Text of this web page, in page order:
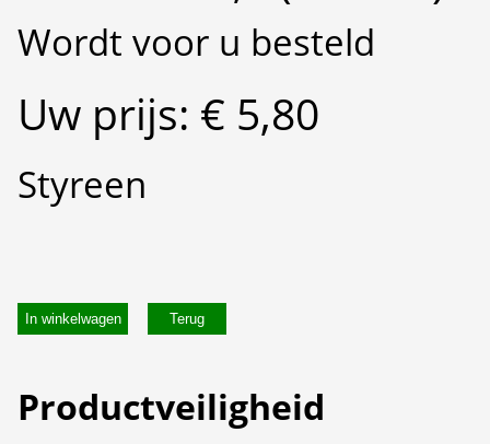
Wordt voor u besteld
Uw prijs: € 5,80
Styreen
In winkelwagen
Productveiligheid